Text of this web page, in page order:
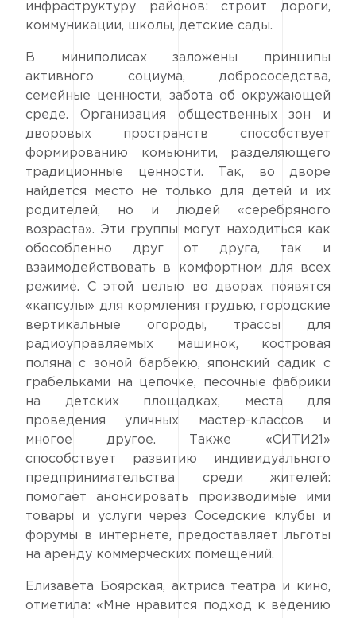
инфраструктуру районов: строит дороги,
коммуникации, школы, детские сады.
В миниполисах заложены принципы
активного социума, добрососедства,
семейные ценности, забота об окружающей
среде. Организация общественных зон и
дворовых пространств способствует
формированию комьюнити, разделяющего
традиционные ценности. Так, во дворе
найдется место не только для детей и их
родителей, но и людей «серебряного
возраста». Эти группы могут находиться как
обособленно друг от друга, так и
взаимодействовать в комфортном для всех
режиме. С этой целью во дворах появятся
«капсулы» для кормления грудью, городские
вертикальные огороды, трассы для
радиоуправляемых машинок, костровая
поляна с зоной барбекю, японский садик с
грабельками на цепочке, песочные фабрики
на детских площадках, места для
проведения уличных мастер-классов и
многое другое. Также «СИТИ21»
способствует развитию индивидуального
предпринимательства среди жителей:
помогает анонсировать производимые ими
товары и услуги через Соседские клубы и
форумы в интернете, предоставляет льготы
на аренду коммерческих помещений.
Елизавета Боярская, актриса театра и кино,
отметила: «Мне нравится подход к ведению